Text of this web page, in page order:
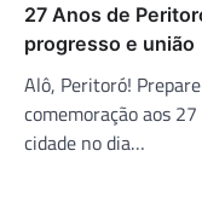
27 Anos de
progresso e união
Alô, Peritoró!
comemoração aos
cidade no dia…